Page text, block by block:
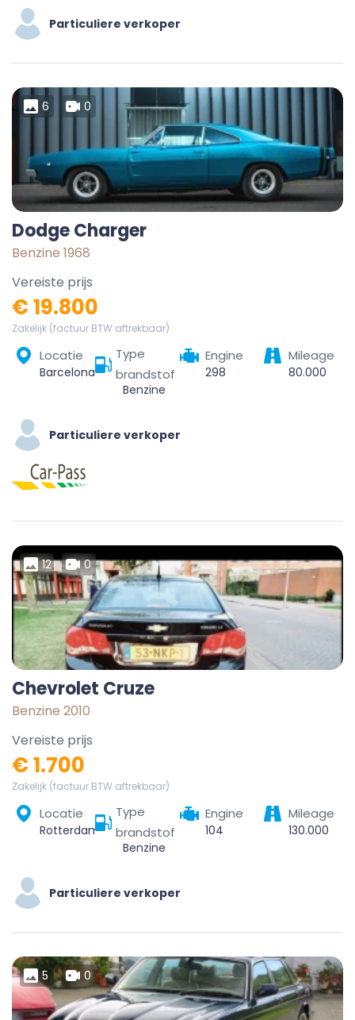
Particuliere verkoper
6 0
Dodge Charger
Benzine 1968
Vereiste prijs
€ 19.800
Zakelijk (factuur BTW aftrekbaar)
Locatie
Barcelona, Barcelonès, Barcelona, Catalonia, Spain
Type
brandstof
Benzine
Engine
298
Mileage
80.000
Particuliere verkoper
12 0
Chevrolet Cruze
Benzine 2010
Vereiste prijs
€ 1.700
Zakelijk (factuur BTW aftrekbaar)
Locatie
Rotterdam, Zuid-Holland, Nederland
Type
brandstof
Benzine
Engine
104
Mileage
130.000
Particuliere verkoper
5 0